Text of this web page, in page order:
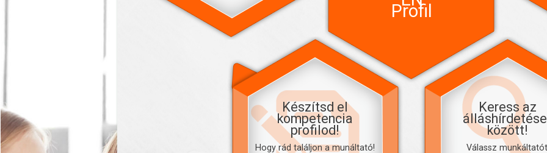
Keress az
között!
Válassz
Készítsd el
kompetencia
profilod!
Hogy rád találjon a munáltató!
Profil